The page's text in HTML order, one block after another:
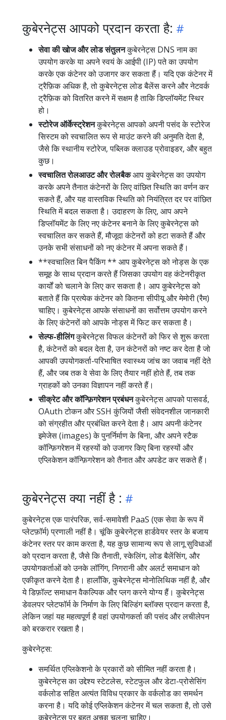
कुबेरनेट्स आपको प्रदान करता है:
सेवा की खोज और लोड संतुलनकुबेरनेट्स DNS नाम का
उपयोग करके या अपने स्वयं के आईपी (IP) पते का उपयोग
करके एक कंटेनर को उजागर कर सकता हैं। यदि एक कंटेनर में
ट्रैफ़िक अधिक है, तो कुबेरनेट्स लोड बैलेंस करने और नेटवर्क
ट्रैफ़िक को वितरित करने में सक्षम है ताकि डिप्लॉयमेंट स्थिर
हो।
स्टोरेज ऑर्केस्ट्रेशनकुबेरनेट्स आपको अपनी पसंद के स्टोरेज
सिस्टम को स्वचालित रूप से माउंट करने की अनुमति देता है,
जैसे कि स्थानीय स्टोरेज, पब्लिक क्लाउड प्रोवाइडर, और बहुत
कुछ।
स्वचालित रोलआउट और रोलबैकआप कुबेरनेट्स का उपयोग
करके अपने तैनात कंटेनरों के लिए वांछित स्थिति का वर्णन कर
सकते हैं, और यह वास्तविक स्थिति को नियंत्रित दर पर वांछित
स्थिति में बदल सकता है। उदाहरण के लिए, आप अपने
डिप्लॉयमेंट के लिए नए कंटेनर बनाने के लिए कुबेरनेट्स को
स्वचालित कर सकते हैं, मौजूदा कंटेनरों को हटा सकते हैं और
उनके सभी संसाधनों को नए कंटेनर में अपना सकते हैं।
**स्वचालित बिन पैकिंग ** आप कुबेरनेट्स को नोड्स के एक
समूह के साथ प्रदान करते हैं जिसका उपयोग वह कंटेनरीकृत
कार्यों को चलाने के लिए कर सकता है। आप कुबेरनेट्स को
बताते हैं कि प्रत्येक कंटेनर को कितना सीपीयू और मेमोरी (रैम)
चाहिए। कुबेरनेट्स आपके संसाधनों का सर्वोत्तम उपयोग करने
के लिए कंटेनरों को आपके नोड्स में फिट कर सकता है।
सेल्फ-हीलिंगकुबेरनेट्स विफल कंटेनरों को फिर से शुरू करता
है, कंटेनरों को बदल देता है, उन कंटेनरों को नष्ट कर देता है जो
आपकी उपयोगकर्ता-परिभाषित स्वास्थ्य जांच का जवाब नहीं देते
हैं, और जब तक वे सेवा के लिए तैयार नहीं होते हैं, तब तक
ग्राहकों को उनका विज्ञापन नहीं करते हैं।
सीक्रेट और कॉन्फ़िगरेशन प्रबंधनकुबेरनेट्स आपको पासवर्ड,
OAuth टोकन और SSH कुंजियों जैसी संवेदनशील जानकारी
को संग्रहीत और प्रबंधित करने देता है। आप अपनी कंटेनर
इमेजेस (images) के पुनर्निर्माण के बिना, और अपने स्टैक
कॉन्फ़िगरेशन में रहस्यों को उजागर किए बिना रहस्यों और
एप्लिकेशन कॉन्फ़िगरेशन को तैनात और अपडेट कर सकते हैं।
कुबेरनेट्स क्या नहीं है :
कुबेरनेट्स एक पारंपरिक, सर्व-समावेशी PaaS (एक सेवा के रूप में
प्लेटफ़ॉर्म) प्रणाली नहीं है। चूंकि कुबेरनेट्स हार्डवेयर स्तर के बजाय
कंटेनर स्तर पर काम करता है, यह कुछ सामान्य रूप से लागू सुविधाओं
को प्रदान करता है, जैसे कि तैनाती, स्केलिंग, लोड बैलेंसिंग, और
उपयोगकर्ताओं को उनके लॉगिंग, निगरानी और अलर्ट समाधान को
एकीकृत करने देता है। हालाँकि, कुबेरनेट्स मोनोलिथिक नहीं है, और
ये डिफ़ॉल्ट समाधान वैकल्पिक और प्लग करने योग्य हैं। कुबेरनेट्स
डेवलपर प्लेटफॉर्म के निर्माण के लिए बिल्डिंग ब्लॉक्स प्रदान करता है,
लेकिन जहां यह महत्वपूर्ण है वहां उपयोगकर्ता की पसंद और लचीलेपन
को बरकरार रखता है।
कुबेरनेट्स:
समर्थित एप्लिकेशनो के प्रकारों को सीमित नहीं करता है।
कुबेरनेट्स का उद्देश्य स्टेटलेस, स्टेटफुल और डेटा-प्रोसेसिंग
वर्कलोड सहित अत्यंत विविध प्रकार के वर्कलोड का समर्थन
करना है। यदि कोई एप्लिकेशन कंटेनर में चल सकता है, तो उसे
कुबेरनेट्स पर बहुत अच्छा चलना चाहिए।